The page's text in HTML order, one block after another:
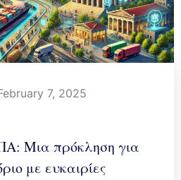
7, 2025
Μια πρόκληση για
με ευκαιρίες